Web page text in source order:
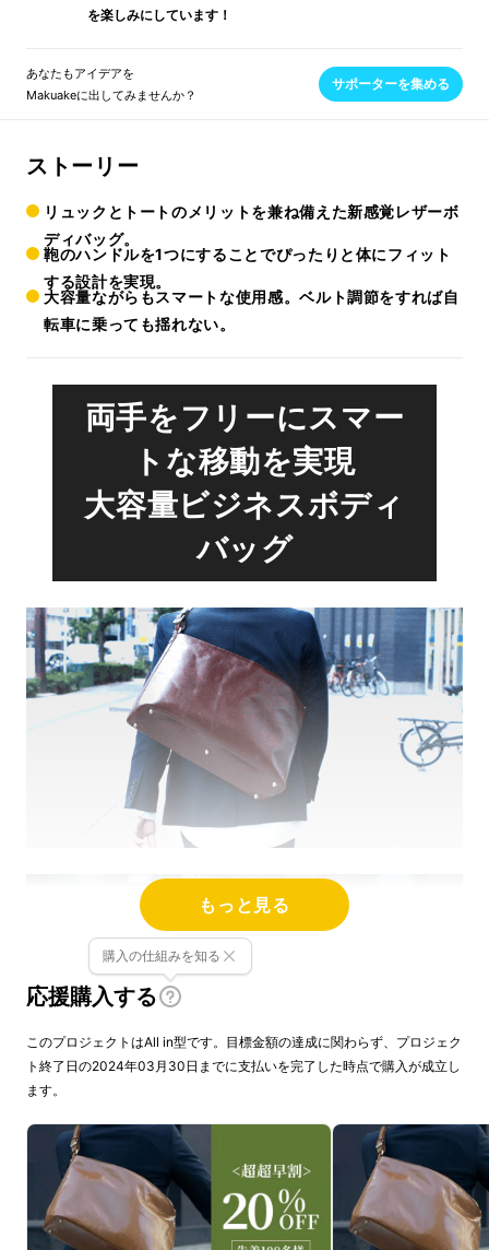
を楽しみにしています！
あなたもアイデアを
Makuakeに出してみませんか？
サポーターを集める
ストーリー
リュックとトートのメリットを兼ね備えた新感覚レザーボ
ディバッグ。
鞄のハンドルを1つにすることでぴったりと体にフィット
する設計を実現。
大容量ながらもスマートな使用感。ベルト調節をすれば自
転車に乗っても揺れない。
両手をフリーにスマー
トな移動を実現
大容量ビジネスボディ
バッグ
もっと見る
応援購入する
購入の仕組みを知る
このプロジェクトはAll in型です。目標金額の達成に関わらず、プロジェク
ト終了日の2024年03月30日までに支払いを完了した時点で購入が成立し
ます。